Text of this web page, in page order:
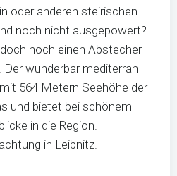
oder anderen steirischen
noch nicht ausgepowert?
noch einen Abstecher
wunderbar mediterran
564 Metern Seehöhe der
und bietet bei schönem
in die Region.
in Leibnitz.